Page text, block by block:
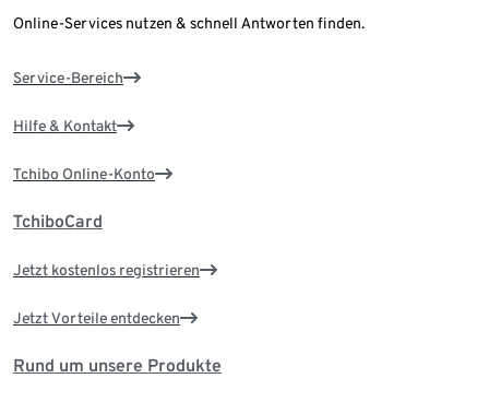
Online-Services nutzen & schnell Antworten finden.
Service-Bereich
Hilfe & Kontakt
Tchibo Online-Konto
TchiboCard
Jetzt kostenlos registrieren
Jetzt Vorteile entdecken
Rund um unsere Produkte